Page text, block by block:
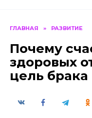
ГЛАВНАЯ » РАЗВИТИЕ
Почему
здоровых
цель брака